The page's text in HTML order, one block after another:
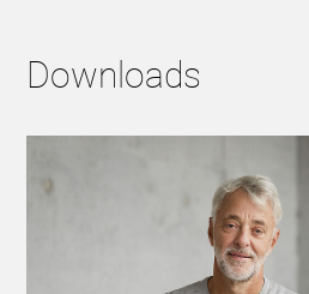
Downloads